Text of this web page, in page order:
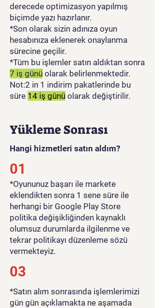
derecede optimizasyon yapılmış
biçimde yazı hazırlanır.
*Son olarak sizin adınıza oyun
hesabınıza eklenerek onaylanma
sürecine geçilir.
*Tüm bu işlemler satın aldıktan sonra
7 iş günü olarak belirlenmektedir.
Not:2 in 1 indirim pakatlerinde bu
süre 14 iş günü olarak değiştirilir.
Yükleme Sonrası
Hangi hizmetleri satın aldım?
01
​*Oyununuz başarı ile markete
eklendikten sonra 1 sene süre ile
herhangi bir Google Play Store
politika değişikliğinden kaynaklı
olumsuz durumlarda ilgilenme ve
tekrar politikayı düzenleme sözü
vermekteyiz.
03
*Satın alım sonrasında işlemlerimizi
gün gün açıklamakta ne aşamada